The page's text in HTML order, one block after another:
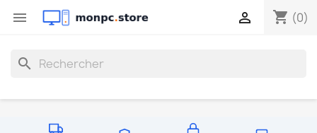
 shopping_cart (0)

search